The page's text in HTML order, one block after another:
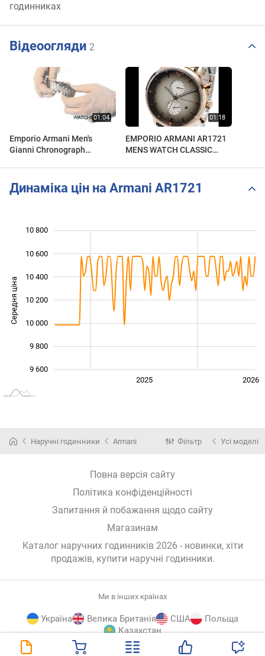
годинниках
Відеоогляди 2
Emporio Armani Men's
Gianni Chronograph
EMPORIO ARMANI AR1721
MENS WATCH CLASSIC
ーニ ローズゴールド グレー
レビュー メンズ
Динаміка цін на Armani AR1721
Середня ціна 10 000
9 600
9 800
10 000
10 200
10 400
10 600
10 800
2025 2026
Наручні годинники Armani Фільтр Усі моделі
Повна версія сайту
Політика конфіденційності
Запитання й побажання щодо сайту
Магазинам
Каталог наручних годинників 2026 - новинки, хіти
продажів, купити наручні годинники.
Ми в інших країнах
Україна Велика Британія США
Польща
Казахстан